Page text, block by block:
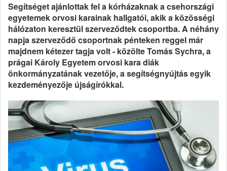
Segítséget ajánlottak fel a kórházaknak a csehországi
egyetemek orvosi karainak hallgatói, akik a közösségi
hálózaton keresztül szerveződtek csoportba. A néhány
napja szerveződő csoportnak pénteken reggel már
majdnem kétezer tagja volt - közölte Tomás Sychra, a
prágai Károly Egyetem orvosi kara diák
önkormányzatának vezetője, a segítségnyújtás egyik
kezdeményezője újságírókkal.